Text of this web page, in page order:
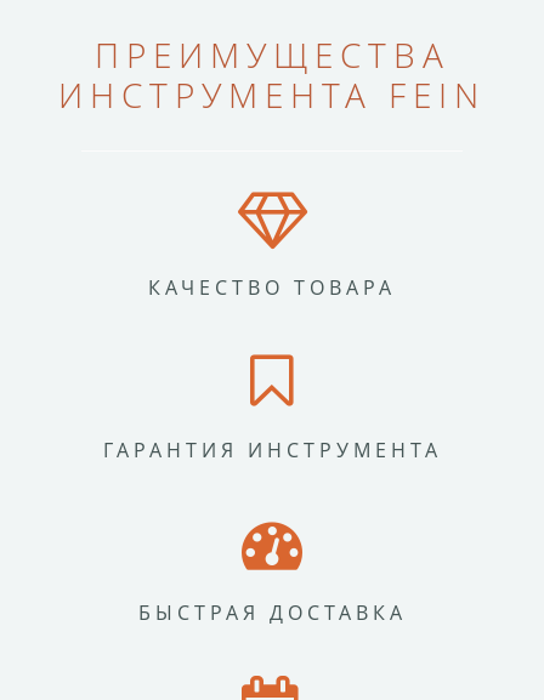
ПРЕИМУЩЕСТВА
ИНСТРУМЕНТА FEIN
КАЧЕСТВО ТОВАРА
ГАРАНТИЯ ИНСТРУМЕНТА
БЫСТРАЯ ДОСТАВКА